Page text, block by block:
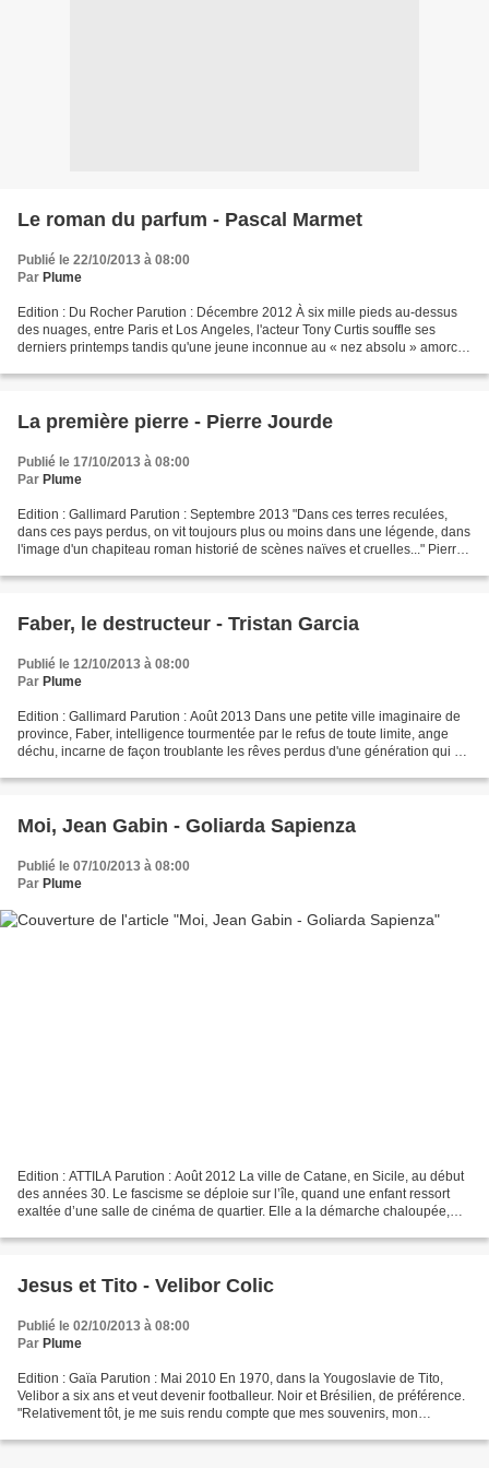
Le roman du parfum - Pascal Marmet
Publié le 22/10/2013 à 08:00
Par Plume
Edition : Du Rocher Parution : Décembre 2012 À six mille pieds au-dessus
des nuages, entre Paris et Los Angeles, l'acteur Tony Curtis souffle ses
derniers printemps tandis qu'une jeune inconnue au « nez absolu » amorce
La première pierre - Pierre Jourde
Publié le 17/10/2013 à 08:00
Par Plume
Edition : Gallimard Parution : Septembre 2013 "Dans ces terres reculées,
dans ces pays perdus, on vit toujours plus ou moins dans une légende, dans
l'image d'un chapiteau roman historié de scènes naïves et cruelles..." Pierre
Faber, le destructeur - Tristan Garcia
Publié le 12/10/2013 à 08:00
Par Plume
Edition : Gallimard Parution : Août 2013 Dans une petite ville imaginaire de
province, Faber, intelligence tourmentée par le refus de toute limite, ange
déchu, incarne de façon troublante les rêves perdus d'une génération qui a
Moi, Jean Gabin - Goliarda Sapienza
Publié le 07/10/2013 à 08:00
Par Plume
Edition : ATTILA Parution : Août 2012 La ville de Catane, en Sicile, au début
des années 30. Le fascisme se déploie sur l’île, quand une enfant ressort
exaltée d’une salle de cinéma de quartier. Elle a la démarche chaloupée,
Jesus et Tito - Velibor Colic
Publié le 02/10/2013 à 08:00
Par Plume
Edition : Gaïa Parution : Mai 2010 En 1970, dans la Yougoslavie de Tito,
Velibor a six ans et veut devenir footballeur. Noir et Brésilien, de préférence.
"Relativement tôt, je me suis rendu compte que mes souvenirs, mon